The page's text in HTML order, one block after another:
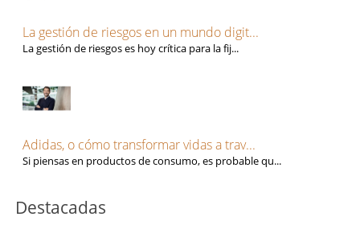
Tarragona
Teruel
Valladolid
Vizcaya
Zaragoza
Tecnología, Software e IA
Ventas y Comercial
La gestión de riesgos en un mundo digit...
La gestión de riesgos es hoy crítica para la fij...
Adidas, o cómo transformar vidas a trav...
Si piensas en productos de consumo, es probable qu...
Destacadas